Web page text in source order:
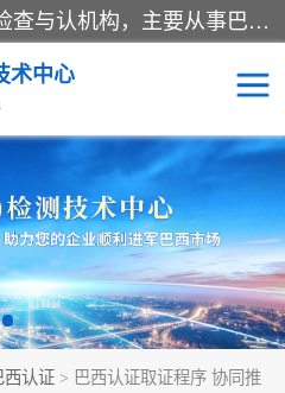
*是一家的测试、评估、检查与认机构，主要从事巴西NR10认证、NR12认证、NR13认证；ANATEL认证、INMTRO认证，欧盟CE认证：MD认证，PED认证，MID认证，ATEX认证，德国蓝色天使认证。
术中心
西认证 > 巴西认证取证程序 协同推
NR10认证
NR13认证
巴西NR认证
RETIE认证